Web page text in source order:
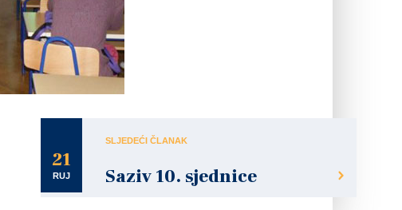
21
RUJ
SLJEDEĆI ČLANAK
Saziv 10. sjednice